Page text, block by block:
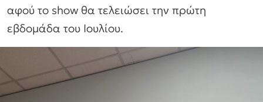
αφού το show θα τελειώσει την πρώτη
εβδομάδα του Ιουλίου.